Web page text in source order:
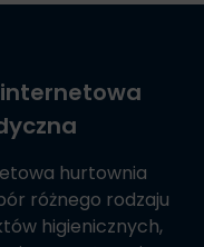
hurtownia
różnego rodzaju
higienicznych,